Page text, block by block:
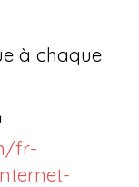
à chaque
fr-